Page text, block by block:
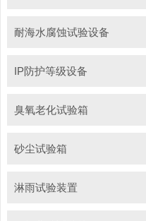
耐海水腐蚀试验设备
IP防护等级设备
臭氧老化试验箱
砂尘试验箱
淋雨试验装置